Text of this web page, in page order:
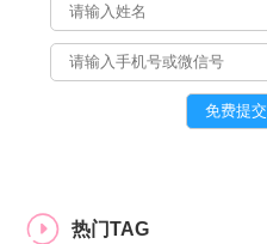
热门TAG